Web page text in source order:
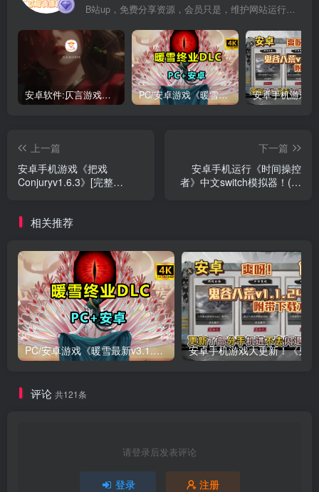
B站up，免费分享资源，会员只是，维护网站运行，会员权利为可以支持本地下载，更多内容，敬请期待！
安卓软件:仄言游戏库4.0APP全新上架了！没有下的赶紧下载呀！ PC/安卓游戏《暖雪最新v3.1.0.1》终业DLC整合版！
上一篇
安卓手机游戏《把戏
Conjuryv1.6.3》[完整
下一篇
安卓手机运行《时间操控
者》中文switch模拟器！(游
相关推荐
PC/安卓游戏《暖雪最新v3.1.0.1》终业DLC整合版！
评论 共121条
请登录后发表评论
登录 注册